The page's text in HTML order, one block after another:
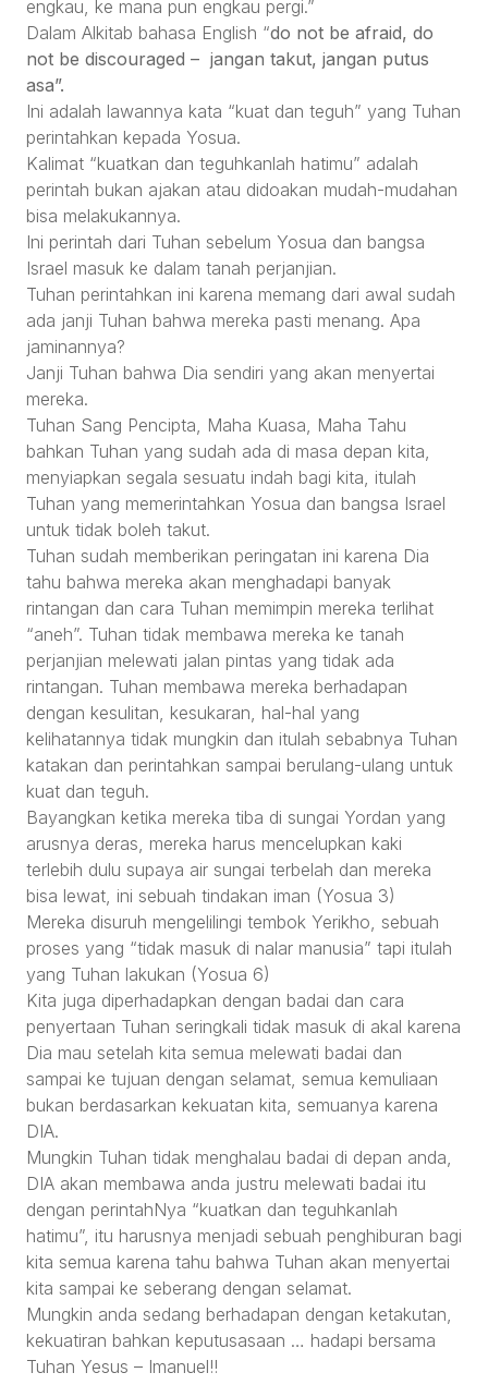
engkau, ke mana pun engkau pergi.”
Dalam Alkitab bahasa English “do not be afraid, do
not be discouraged – jangan takut, jangan putus
asa”.
Ini adalah lawannya kata “kuat dan teguh” yang Tuhan
perintahkan kepada Yosua.
Kalimat “kuatkan dan teguhkanlah hatimu” adalah
perintah bukan ajakan atau didoakan mudah-mudahan
bisa melakukannya.
Ini perintah dari Tuhan sebelum Yosua dan bangsa
Israel masuk ke dalam tanah perjanjian.
Tuhan perintahkan ini karena memang dari awal sudah
ada janji Tuhan bahwa mereka pasti menang. Apa
jaminannya?
Janji Tuhan bahwa Dia sendiri yang akan menyertai
mereka.
Tuhan Sang Pencipta, Maha Kuasa, Maha Tahu
bahkan Tuhan yang sudah ada di masa depan kita,
menyiapkan segala sesuatu indah bagi kita, itulah
Tuhan yang memerintahkan Yosua dan bangsa Israel
untuk tidak boleh takut.
Tuhan sudah memberikan peringatan ini karena Dia
tahu bahwa mereka akan menghadapi banyak
rintangan dan cara Tuhan memimpin mereka terlihat
“aneh”. Tuhan tidak membawa mereka ke tanah
perjanjian melewati jalan pintas yang tidak ada
rintangan. Tuhan membawa mereka berhadapan
dengan kesulitan, kesukaran, hal-hal yang
kelihatannya tidak mungkin dan itulah sebabnya Tuhan
katakan dan perintahkan sampai berulang-ulang untuk
kuat dan teguh.
Bayangkan ketika mereka tiba di sungai Yordan yang
arusnya deras, mereka harus mencelupkan kaki
terlebih dulu supaya air sungai terbelah dan mereka
bisa lewat, ini sebuah tindakan iman (Yosua 3)
Mereka disuruh mengelilingi tembok Yerikho, sebuah
proses yang “tidak masuk di nalar manusia” tapi itulah
yang Tuhan lakukan (Yosua 6)
Kita juga diperhadapkan dengan badai dan cara
penyertaan Tuhan seringkali tidak masuk di akal karena
Dia mau setelah kita semua melewati badai dan
sampai ke tujuan dengan selamat, semua kemuliaan
bukan berdasarkan kekuatan kita, semuanya karena
DIA.
Mungkin Tuhan tidak menghalau badai di depan anda,
DIA akan membawa anda justru melewati badai itu
dengan perintahNya “kuatkan dan teguhkanlah
hatimu”, itu harusnya menjadi sebuah penghiburan bagi
kita semua karena tahu bahwa Tuhan akan menyertai
kita sampai ke seberang dengan selamat.
Mungkin anda sedang berhadapan dengan ketakutan,
kekuatiran bahkan keputusasaan … hadapi bersama
Tuhan Yesus – Imanuel!!